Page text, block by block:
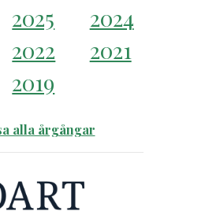
2025
2024
2022
2021
2019
alla årgångar